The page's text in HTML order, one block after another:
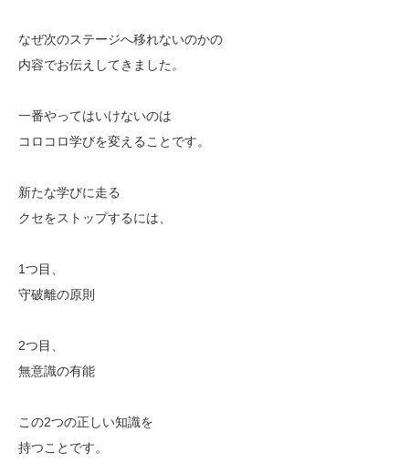
なぜ次のステージへ移れないのかの
内容でお伝えしてきました。
一番やってはいけないのは
コロコロ学びを変えることです。
新たな学びに走る
クセをストップするには、
1つ目、
守破離の原則
2つ目、
無意識の有能
この2つの正しい知識を
持つことです。